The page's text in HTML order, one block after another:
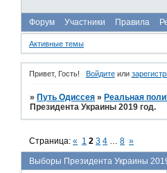
Форум Участники Правила
Активные темы
Привет, Гость! Войдитеили
» Путь Одиссея » Реальная
Президента Украины 2019 год.
Выборы Президента Украины 2019
Страница:« 1 2 3 4 8 »